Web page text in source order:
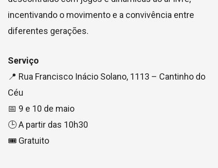
incentivando o movimento e a convivência entre
diferentes gerações.
Serviço
📍 Rua Francisco Inácio Solano, 1113 – Cantinho do
Céu
📅 9 e 10 de maio
🕒 A partir das 10h30
🎟️ Gratuito